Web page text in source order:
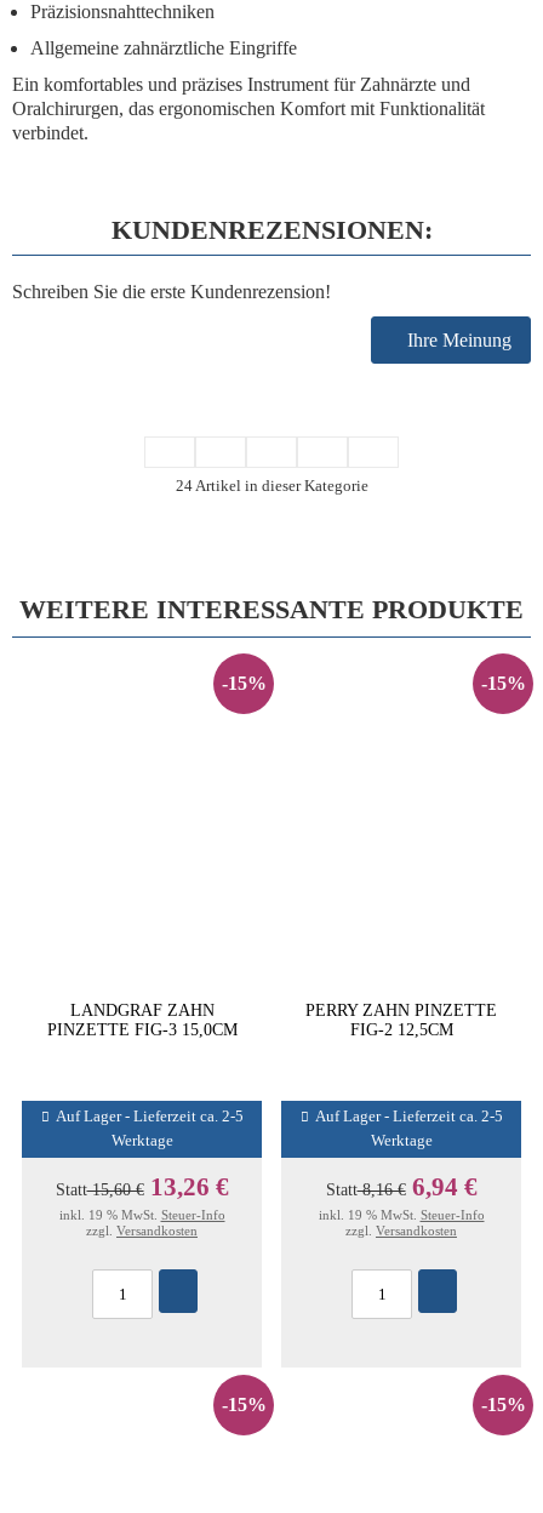
Präzisionsnahttechniken
Allgemeine zahnärztliche Eingriffe
Ein komfortables und präzises Instrument für Zahnärzte und
Oralchirurgen, das ergonomischen Komfort mit Funktionalität
verbindet.
KUNDENREZENSIONEN:
Schreiben Sie die erste Kundenrezension!
Ihre Meinung
24 Artikel in dieser Kategorie
WEITERE INTERESSANTE PRODUKTE
-15%
LANDGRAF ZAHN
PINZETTE FIG-3 15,0CM
Auf Lager - Lieferzeit ca. 2-5
Werktage
Statt15,60 € 13,26 €
inkl. 19 % MwSt. Steuer-Info
zzgl. Versandkosten
-15%
PERRY ZAHN PINZETTE
FIG-2 12,5CM
Auf Lager - Lieferzeit ca. 2-5
Werktage
Statt8,16 € 6,94 €
inkl. 19 % MwSt. Steuer-Info
zzgl. Versandkosten
-15% -15%